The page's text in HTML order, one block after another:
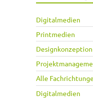
Digitalmedien
Printmedien
Designkonzeption
Alle
Digitalmedien